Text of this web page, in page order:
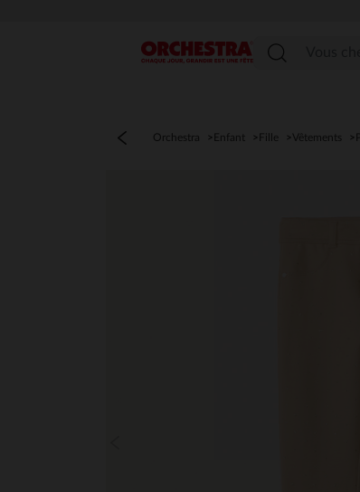
Menu
Orchestra Enfant Fille Vêtements